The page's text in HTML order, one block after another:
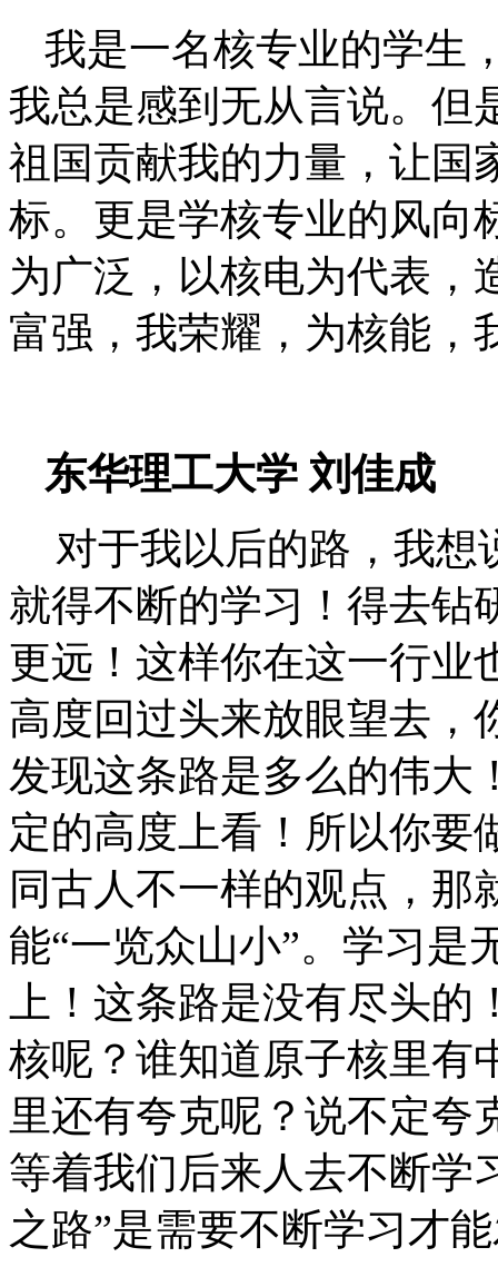
我是一名核专业的学生
我总是感到无从言说。但
祖国贡献我的力量，让国
标。更是学核专业的风向
为广泛，以核电为代表，
富强，我荣耀，为核能，
东华理工大学 刘佳成
对于我以后的路，我
就得不断的学习！得去钻
更远！这样你在这一行业
高度回过头来放眼望去，
发现这条路是多么的伟大
定的高度上看！所以你要
同古人不一样的观点，那
能“一览众山小”。学习是
上！这条路是没有尽头
核呢？谁知道原子核里有
里还有夸克呢？说不定夸
等着我们后来人去不断学
之路”是需要不断学习才